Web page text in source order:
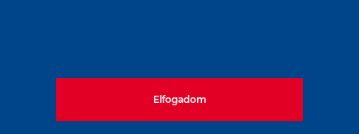
Elfogadom